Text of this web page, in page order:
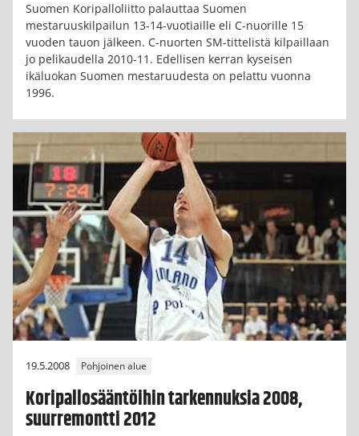
Suomen Koripalloliitto palauttaa Suomen
mestaruuskilpailun 13-14-vuotiaille eli C-nuorille 15
vuoden tauon jälkeen. C-nuorten SM-tittelistä kilpaillaan
jo pelikaudella 2010-11. Edellisen kerran kyseisen
ikäluokan Suomen mestaruudesta on pelattu vuonna
1996.
19.5.2008 Pohjoinen alue
Koripallosääntöihin tarkennuksia 2008,
suurremontti 2012